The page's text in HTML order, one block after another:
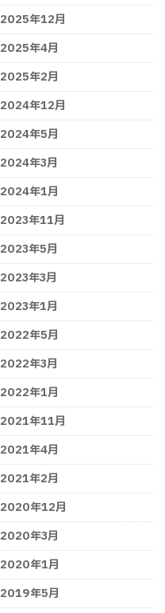
2025年12月
2025年4月
2025年2月
2024年12月
2024年5月
2024年3月
2024年1月
2023年11月
2023年5月
2023年3月
2023年1月
2022年5月
2022年3月
2022年1月
2021年11月
2021年4月
2021年2月
2020年12月
2020年3月
2020年1月
2019年5月